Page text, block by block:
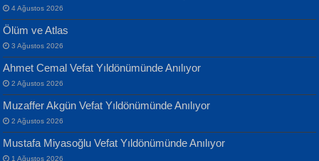
ATİLLA ÖZEN
Sultan Olmadan Önce Eyüp...
Banu Sancak
Defterimden İçeri...
4 Ağustos 2026
Ölüm ve Atlas
3 Ağustos 2026
Ahmet Cemal Vefat Yıldönümünde Anılıyor
2 Ağustos 2026
Muzaffer Akgün Vefat Yıldönümünde Anılıyor
2 Ağustos 2026
Mustafa Miyasoğlu Vefat Yıldönümünde Anılıyor
1 Ağustos 2026